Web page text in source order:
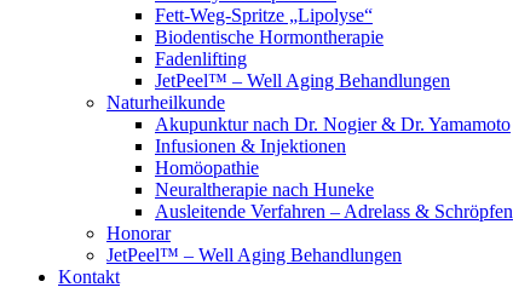
Fett-Weg-Spritze „Lipolyse“
Biodentische Hormontherapie
Fadenlifting
JetPeel™ – Well Aging Behandlungen
Naturheilkunde
Akupunktur nach Dr. Nogier & Dr. Yamamoto
Infusionen & Injektionen
Homöopathie
Neuraltherapie nach Huneke
Ausleitende Verfahren – Adrelass & Schröpfen
Honorar
JetPeel™ – Well Aging Behandlungen
Kontakt